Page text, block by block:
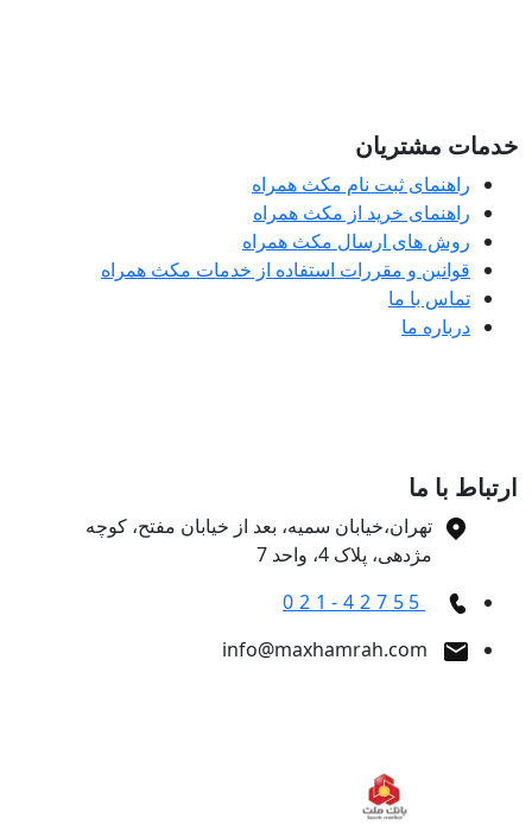
مشتریان
راهنمای ثبت نام مکث همراه
راهنمای خرید از مکث همراه
روش های ارسال مکث همراه
قوانین و مقررات استفاده از خدمات مکث همراه
تماس با ما
درباره ما
با ما
تهران،خیابان سمیه، بعد از خیابان مفتح، کوچه
مژدهی، پلاک 4، واحد 7
021-42755
info@maxhamrah.com